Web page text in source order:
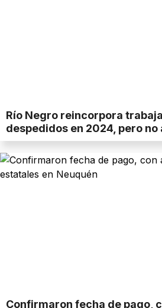
Río Negro reincorpora
despedidos en 2024, pero no
Confirmaron fecha de pago,